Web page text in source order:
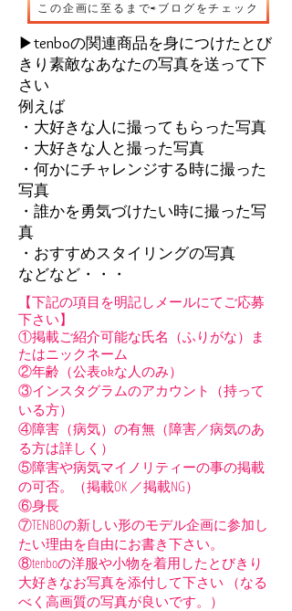
この企画に至るまで⇨ブログをチェック
▶︎tenboの関連商品を身につけたとび
きり素敵なあなたの写真を送って下
さい
例えば
・大好きな人に撮ってもらった写真
・大好きな人と撮った写真
・何かにチャレンジする時に撮った
写真
・誰かを勇気づけたい時に撮った写
真
・おすすめスタイリングの写真
などなど・・・
【下記の項目を明記しメールにてご応募
下さい】​
①掲載ご紹介可能な氏名（ふりがな）ま
たはニックネーム
②年齢（公表okな人のみ）
③インスタグラムのアカウント（持って
いる方）
④障害（病気）の有無（障害／病気のあ
る方は詳しく）
⑤障害や病気マイノリティーの事の掲載
の可否。（掲載OK ／掲載NG）
⑥身長
⑦TENBOの新しい形のモデル企画に参加し
たい理由を自由にお書き下さい。
⑧tenboの洋服や小物を着用したとびきり
大好きなお写真を添付して下さい （なる
べく高画質の写真が良いです。）